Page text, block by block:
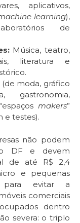
aplicativos,
learning),
de
Música, teatro,
literatura e
moda, gráfico
gastronomia,
makers”
e testes).
não podem
o DF e devem
de até R$ 2,4
e pequenas
para evitar a
comerciais
dentro
severa: o triplo